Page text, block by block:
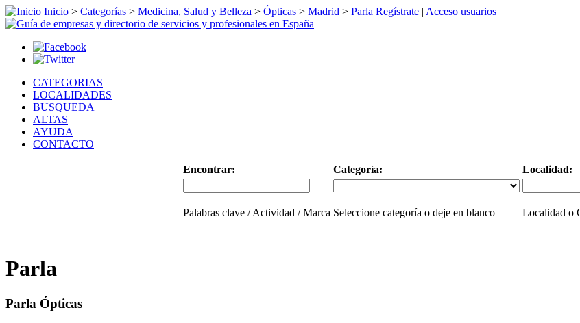
Inicio > Categorías > Medicina, Salud y Belleza > Ópticas > Madrid > Parla Regístrate | Acceso usuarios
CATEGORIAS
LOCALIDADES
BUSQUEDA
ALTAS
AYUDA
CONTACTO
Encontrar: Categoría: Localidad:
Palabras clave / Actividad / Marca Seleccione categoría o deje en blanco Localidad o
Parla
Parla Ópticas